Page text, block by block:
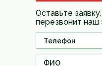
Оставьте
перезвонит наш